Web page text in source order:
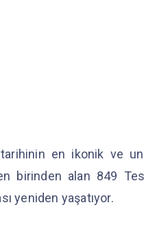
en ikonik ve
birinden alan 849
yeniden yaşatıyor.